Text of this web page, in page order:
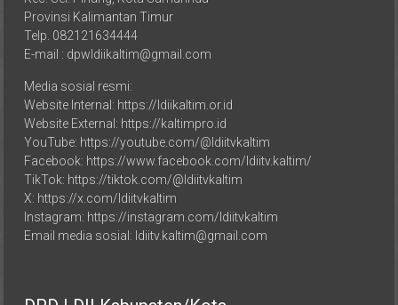
Telp. 082121634444
E-mail : dpwldiikaltim@gmail.com
Website Internal: https://ldiikaltim.or.id
Website External: https://kaltimpro.id
YouTube: https://youtube.com/@ldiitvkaltim
Facebook: https://www.facebook.com/ldiitv.kaltim/
TikTok: https://tiktok.com/@ldiitvkaltim
X: https://x.com/ldiitvkaltim
Instagram: https://instagram.com/ldiitvkaltim
Email media sosial: ldiitv.kaltim@gmail.com